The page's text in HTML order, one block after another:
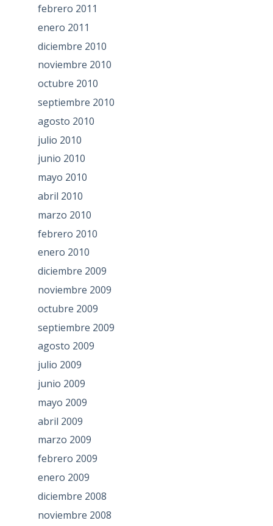
febrero 2011
enero 2011
diciembre 2010
noviembre 2010
octubre 2010
septiembre 2010
agosto 2010
julio 2010
junio 2010
mayo 2010
abril 2010
marzo 2010
febrero 2010
enero 2010
diciembre 2009
noviembre 2009
octubre 2009
septiembre 2009
agosto 2009
julio 2009
junio 2009
mayo 2009
abril 2009
marzo 2009
febrero 2009
enero 2009
diciembre 2008
noviembre 2008